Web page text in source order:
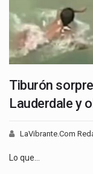
Tiburón
Lauderdale y
LaVibrante.Com
Lo que…